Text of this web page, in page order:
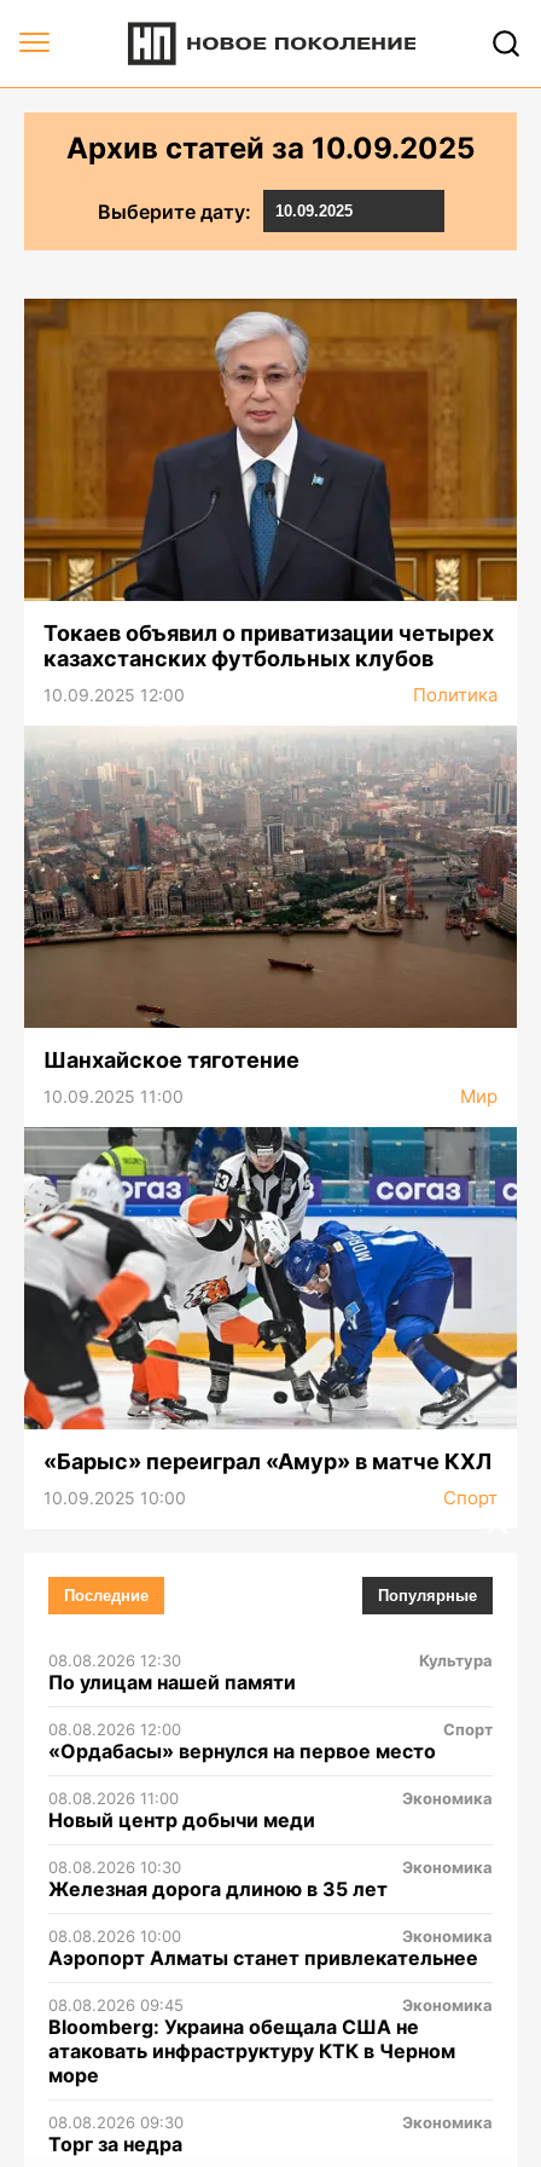
Последние Популярные
08.08.2026 12:30 Культура
По улицам нашей памяти
08.08.2026 12:00 Спорт
«Ордабасы» вернулся на первое место
08.08.2026 11:00 Экономика
Новый центр добычи меди
08.08.2026 10:30 Экономика
Железная дорога длиною в 35 лет
08.08.2026 10:00 Экономика
Аэропорт Алматы станет привлекательнее
08.08.2026 09:45 Экономика
Bloomberg: Украина обещала США не
атаковать инфраструктуру КТК в Черном
море
08.08.2026 09:30 Экономика
Торг за недра
Архив статей за 10.09.2025
Выберите дату:
Токаев объявил о приватизации четырех
казахстанских футбольных клубов
10.09.2025 12:00 Политика
Шанхайское тяготение
10.09.2025 11:00 Мир
«Барыс» переиграл «Амур» в матче КХЛ
10.09.2025 10:00 Спорт